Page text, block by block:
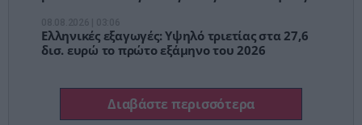
Ελληνικές εξαγωγές: Υψηλό τριετίας στα 27,6
δισ. ευρώ το πρώτο εξάμηνο του 2026
Διαβάστε περισσότερα